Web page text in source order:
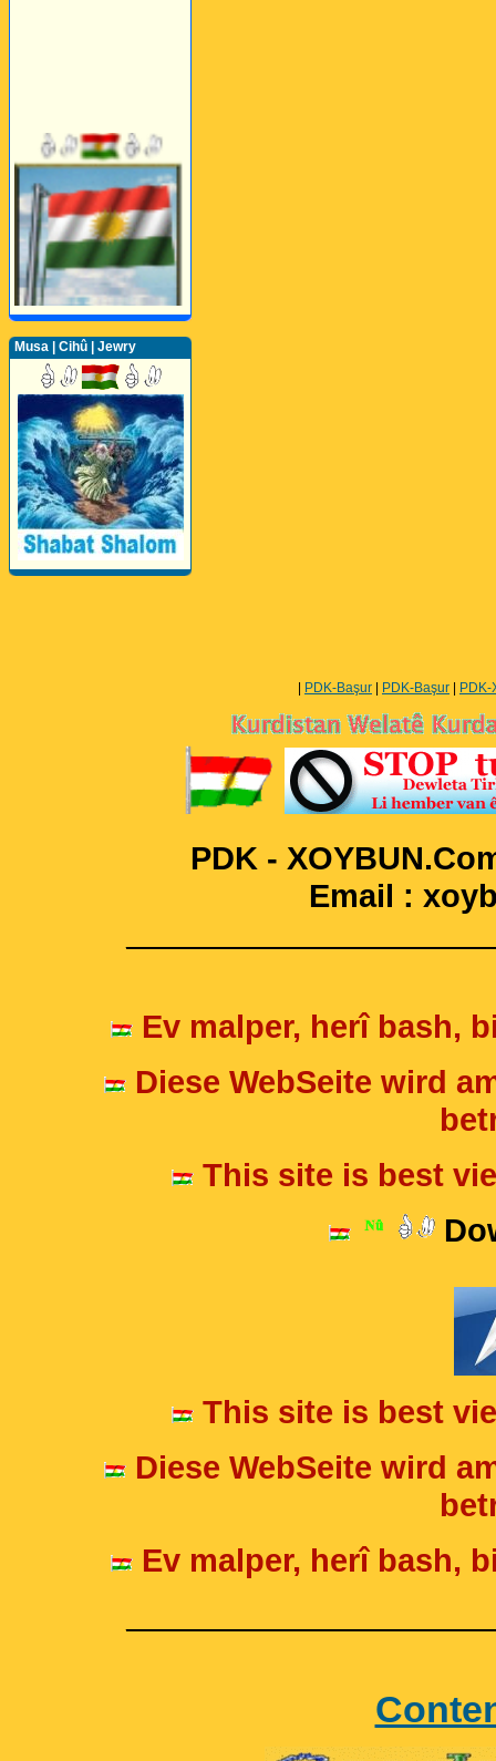
Musa | Cihû | Jewry
PDK-Başur PDK-Başur
PDK -
Email :
Ev malper, herî bash,
Diese WebSeite wird
This site is best
This site is best
Diese WebSeite wird
Ev malper, herî bash,